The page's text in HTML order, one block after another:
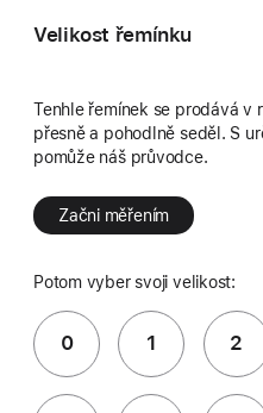
Velikost řemínku
Tenhle řemínek se prodává v
přesně a pohodlně seděl. S
pomůže náš průvodce.
Začni měřením
Potom vyber svoji velikost:
0 1 2